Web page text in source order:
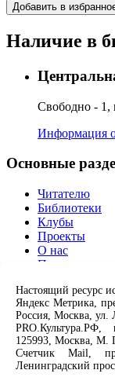
Добавить в
Наличие в
Свободно - 1,
Информация
Основные
Читателю
Библиотеки
Клубы
Проекты
О нас
Партнерам
Сервисы
Продлить
Спроси
Спроси
Оцените
Настоящий ресурс
Яндекс Метрика,
Россия, Москва, ул.
125993, Москва, М.
Счетчик Mail,
Ленинградский